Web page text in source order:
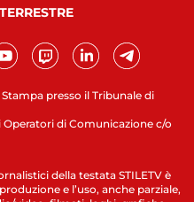
presso il Tribunale di
di Comunicazione c/o
della testata STILETV è
e l’uso, anche parziale,